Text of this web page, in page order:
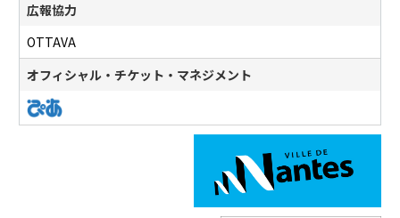
広報協力
OTTAVA
オフィシャル・チケット・マネジメント